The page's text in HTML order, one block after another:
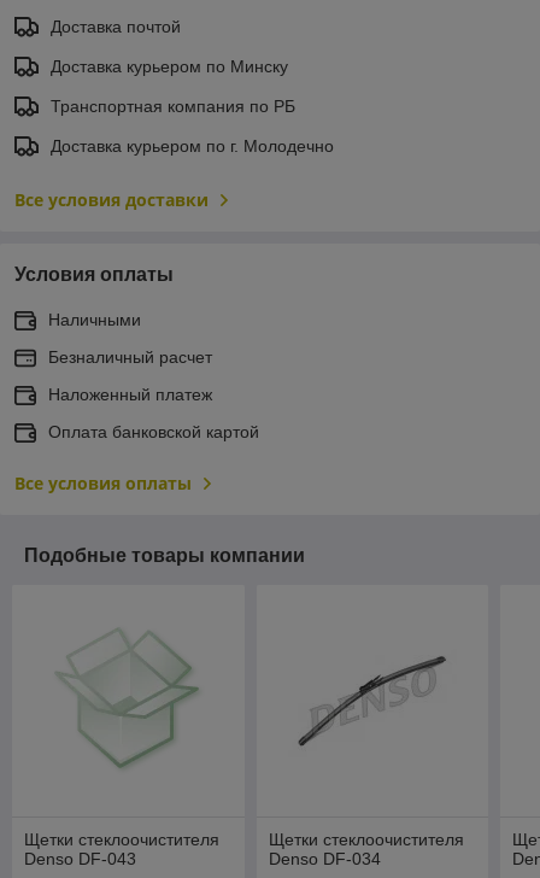
Доставка почтой
Доставка курьером по Минску
Транспортная компания по РБ
Доставка курьером по г. Молодечно
Все условия доставки
Условия оплаты
Наличными
Безналичный расчет
Наложенный платеж
Оплата банковской картой
Все условия оплаты
Подобные товары компании
Щетки стеклоочистителя
Denso DF-043
Щетки стеклоочистителя
Denso DF-034